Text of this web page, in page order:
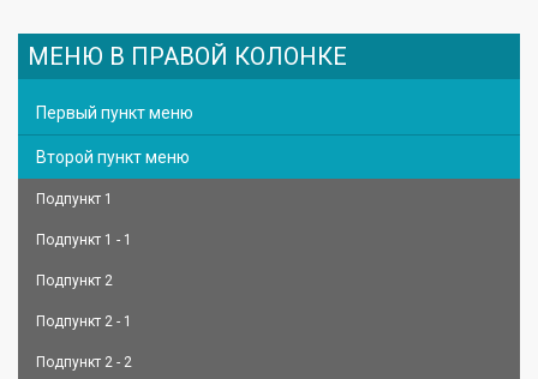
МЕНЮ В ПРАВОЙ КОЛОНКЕ
Первый пункт меню
Второй пункт меню
Подпункт 1
Подпункт 1 - 1
Подпункт 2
Подпункт 2 - 1
Подпункт 2 - 2